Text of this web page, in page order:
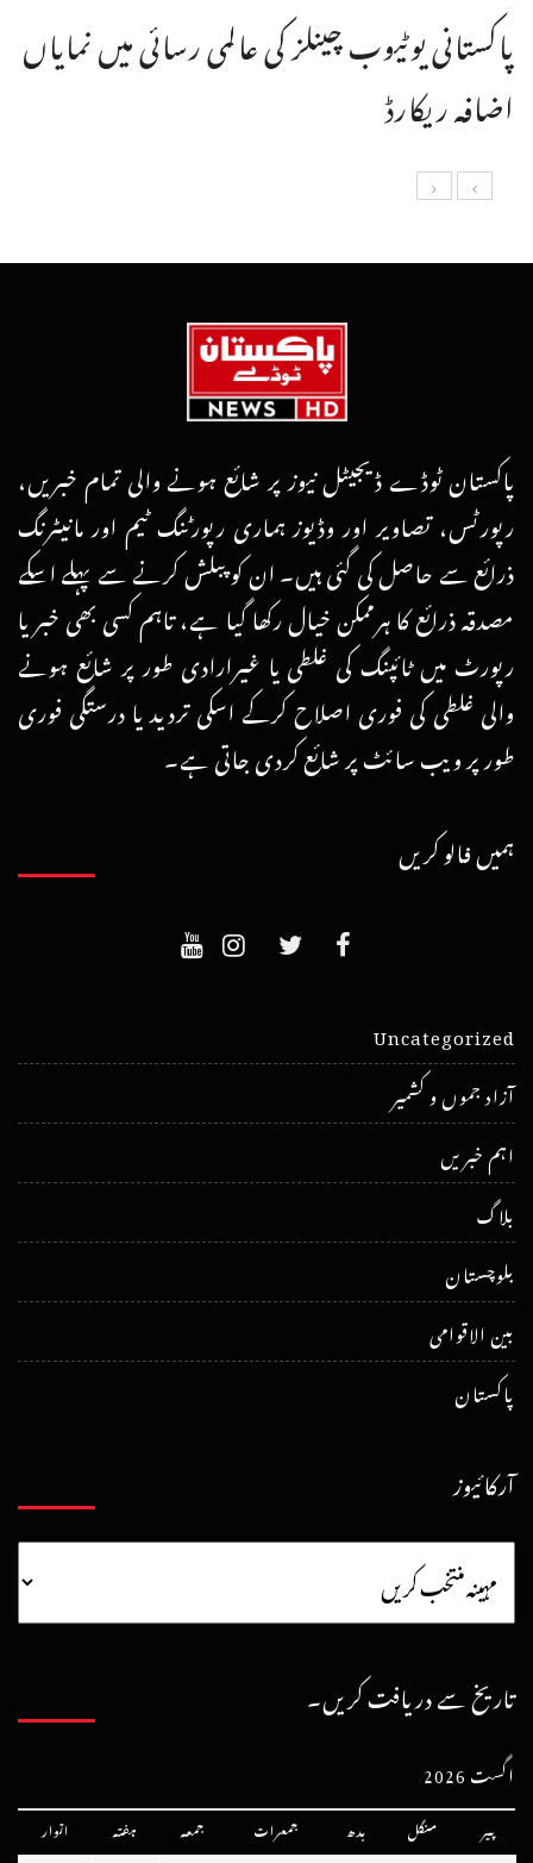
پاکستانی یوٹیوب چینلز کی عالمی رسائی میں نمایاں
اضافہ ریکارڈ
پاکستان ٹوڈے ڈیجیٹل نیوز پر شائع ہونے والی تمام خبریں،
رپورٹس، تصاویر اور وڈیوز ہماری رپورٹنگ ٹیم اور مانیٹرنگ
ذرائع سے حاصل کی گئی ہیں۔ ان کو پبلش کرنے سے پہلے اسکے
مصدقہ ذرائع کا ہرممکن خیال رکھا گیا ہے، تاہم کسی بھی خبر یا
رپورٹ میں ٹائپنگ کی غلطی یا غیرارادی طور پر شائع ہونے
والی غلطی کی فوری اصلاح کرکے اسکی تردید یا درستگی فوری
طور پر ویب سائٹ پر شائع کردی جاتی ہے۔
ہمیں فالو کریں
Uncategorized
آزاد جموں و کشمیر
اہم خبریں
بلاگ
بلوچستان
بین الاقوامی
پاکستان
آرکائیوز
تاریخ سے دریافت کریں۔
اگست 2026
پیر منگل بدھ جمعرات جمعہ ہفتہ اتوار